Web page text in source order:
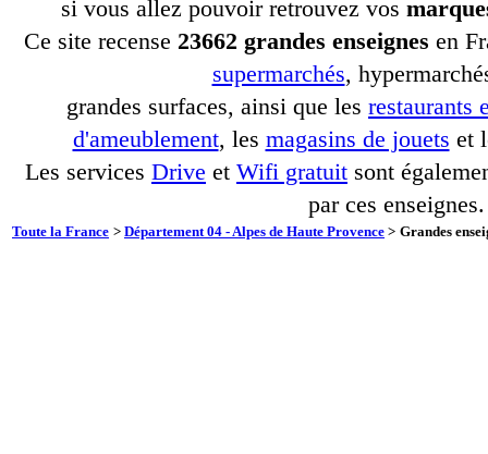
si vous allez pouvoir retrouvez vos
Ce site recense 23662 grandes enseignes en
supermarchés,
grandes surfaces, ainsi que les restaurants
d'ameublement, les magasins de jouets et
Les services Drive et Wifi gratuit sont
par ces enseignes.
Toute la France > Département 04 - Alpes de Haute Provence > Grandes